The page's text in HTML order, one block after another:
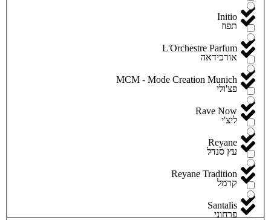
Initio
L'Orchestre Parfum
MCM - Mode Creation Munich
Rave Now
Reyane
Reyane Tradition
Santalis
תפוז
אורכידאה
פצ'ולי
ליצ'י
עץ סנדל
קרמל
פרחוני